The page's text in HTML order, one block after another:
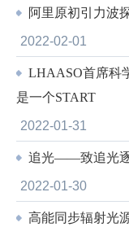
阿里原初引力波
2022-02-01
LHAASO首席科
是一个START
2022-01-31
追光——致追光
2022-01-30
高能同步辐射光